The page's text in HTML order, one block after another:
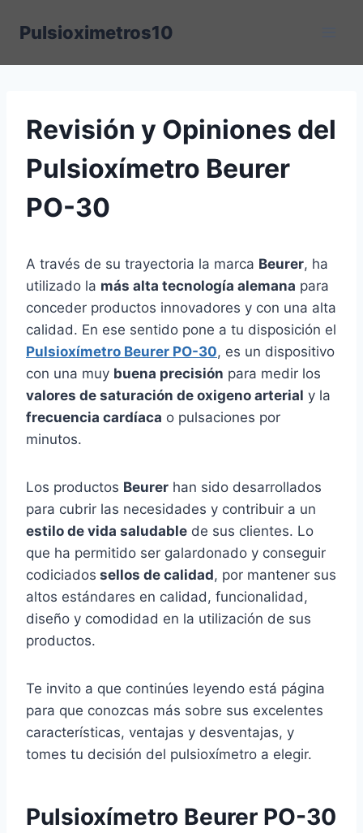
Pulsioximetros10
Revisión y Opiniones del
Pulsioxímetro Beurer
PO-30
A través de su trayectoria la marca Beurer, ha
utilizado la más alta tecnología alemana para
conceder productos innovadores y con una alta
calidad. En ese sentido pone a tu disposición el
Pulsioxímetro Beurer PO-30, es un dispositivo
con una muy buena precisión para medir los
valores de saturación de oxigeno arterial y la
frecuencia cardíaca o pulsaciones por
minutos.
Los productos Beurer han sido desarrollados
para cubrir las necesidades y contribuir a un
estilo de vida saludable de sus clientes. Lo
que ha permitido ser galardonado y conseguir
codiciados sellos de calidad, por mantener sus
altos estándares en calidad, funcionalidad,
diseño y comodidad en la utilización de sus
productos.
Te invito a que continúes leyendo está página
para que conozcas más sobre sus excelentes
características, ventajas y desventajas, y
tomes tu decisión del pulsioxímetro a elegir.
Pulsioxímetro Beurer PO-30